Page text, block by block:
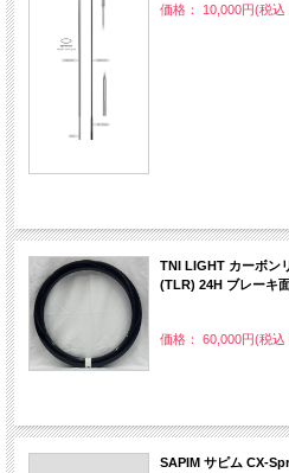
価格： 10,000円(税込
TNI LIGHT カーボン
(TLR) 24H ブレーキ
価格： 60,000円(税込
SAPIM サピム CX-